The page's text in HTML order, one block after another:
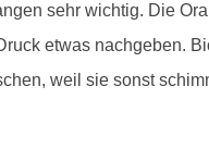
sehr wichtig. Die
etwas nachgeben.
weil sie sonst